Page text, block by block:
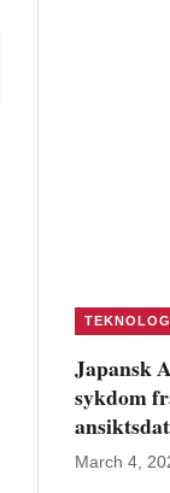
Japansk
sykdom
March 4,